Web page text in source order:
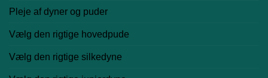
Pleje af dyner og puder
Vælg den rigtige hovedpude
Vælg den rigtige silkedyne